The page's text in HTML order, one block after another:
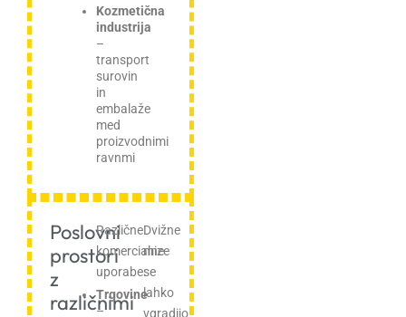
Kozmetična
industrija
–
transport
surovin
in
embalaže
med
proizvodnimi
ravnmi
Poslovni
prostori
z
različnimi
Različne
komercialne
uporabe:
Trgovine
–
Dvižne
mize
se
lahko
vgradijo